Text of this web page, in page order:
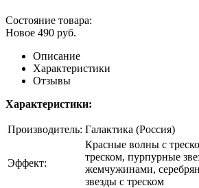
Состояние товара:
Новое 490 руб.
Описание
Характеристики
Отзывы
Характеристики:
Производитель: Галактика (Россия)
Эффект:
Красные волны с
треском, пурпурные
жемчужинами,
звезды с треском